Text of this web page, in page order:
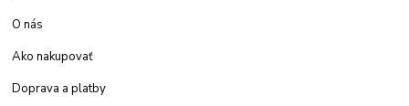
O nás
Ako nakupovať
Doprava a platby